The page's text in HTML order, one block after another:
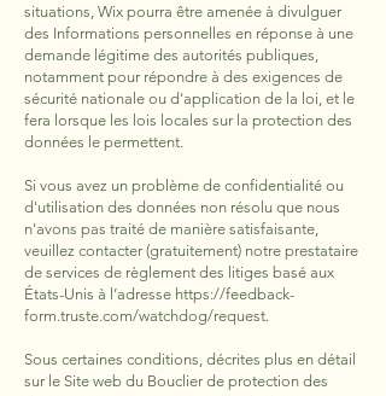
situations, Wix pourra être amenée à divulguer
des Informations personnelles en réponse à une
demande légitime des autorités publiques,
notamment pour répondre à des exigences de
sécurité nationale ou d'application de la loi, et le
fera lorsque les lois locales sur la protection des
données le permettent.
Si vous avez un problème de confidentialité ou
d'utilisation des données non résolu que nous
n'avons pas traité de manière satisfaisante,
veuillez contacter (gratuitement) notre prestataire
de services de règlement des litiges basé aux
États-Unis à l’adresse https://feedback-
form.truste.com/watchdog/request.
Sous certaines conditions, décrites plus en détail
sur le Site web du Bouclier de protection des